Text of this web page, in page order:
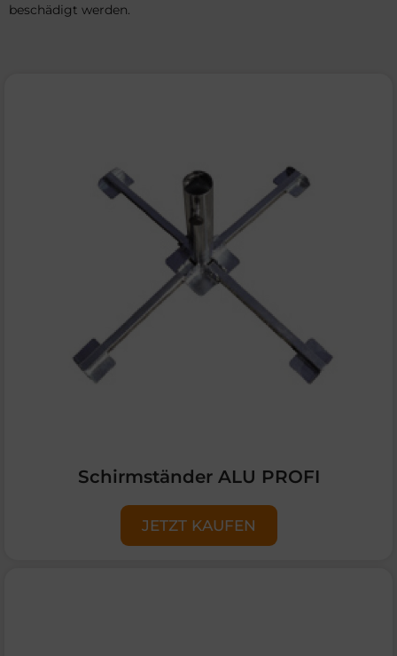
beschädigt werden.
Schirmständer ALU PROFI
JETZT KAUFEN